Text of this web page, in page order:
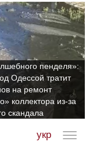
пенделя»:
Одессой тратит
на ремонт
коллектора из-за
скандала
укр